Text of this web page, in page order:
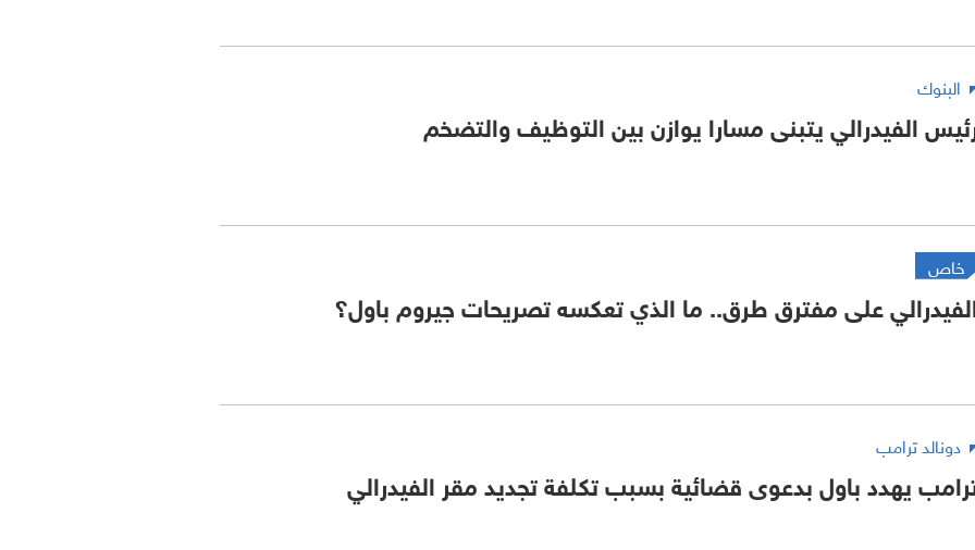
البنوك
الفيدرالي يتبنى مسارا يوازن بين التوظيف والتضخم
خاص
على مفترق طرق.. ما الذي تعكسه تصريحات جيروم باول؟
دونالد ترامب
يهدد باول بدعوى قضائية بسبب تكلفة تجديد مقر الفيدرالي